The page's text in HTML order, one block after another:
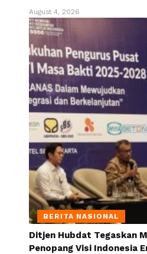
August 4, 2026
BERITA NASIONAL
Ditjen Hubdat Tegaskan
Penopang Visi Indonesia